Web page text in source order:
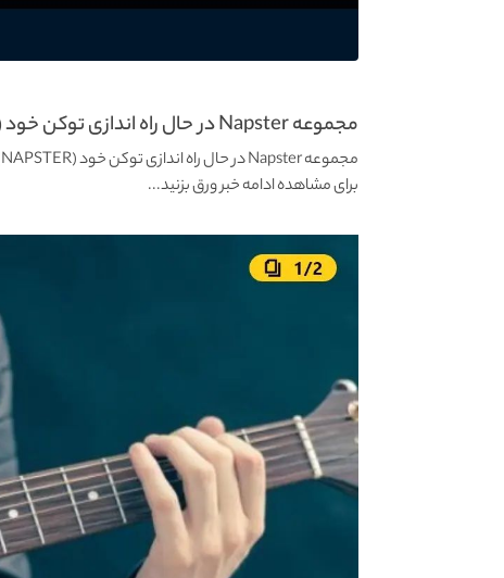
مجموعه Napster در حال راه اندازی توکن خود (NAPSTER)...
مجموعه Napster در حال راه اندازی توکن خود (NAPSTER) در Algorand
برای مشاهده ادامه خبر ورق بزنید...